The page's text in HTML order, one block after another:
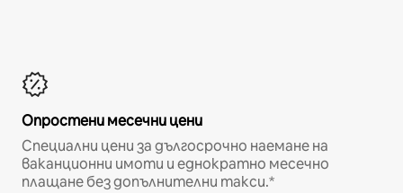
Опростени месечни цени
Специални цени за дългосрочно наемане на
ваканционни имоти и еднократно месечно
плащане без допълнителни такси.*